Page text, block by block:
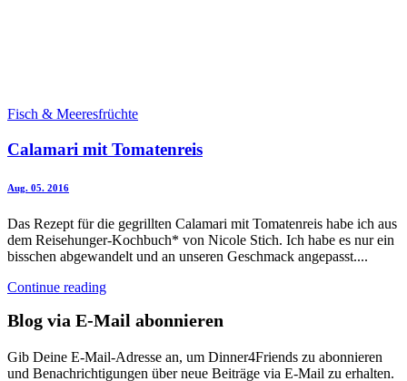
Fisch & Meeresfrüchte
Calamari mit Tomatenreis
Aug. 05. 2016
Das Rezept für die gegrillten Calamari mit Tomatenreis habe ich aus
dem Reisehunger-Kochbuch* von Nicole Stich. Ich habe es nur ein
bisschen abgewandelt und an unseren Geschmack angepasst....
Continue reading
Blog via E-Mail abonnieren
Gib Deine E-Mail-Adresse an, um Dinner4Friends zu abonnieren
und Benachrichtigungen über neue Beiträge via E-Mail zu erhalten.